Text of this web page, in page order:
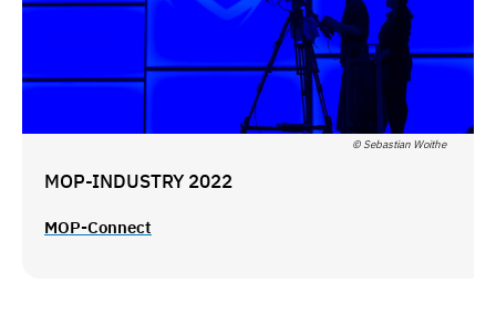
© Sebastian Woithe
MOP-INDUSTRY 2022
MOP-Connect